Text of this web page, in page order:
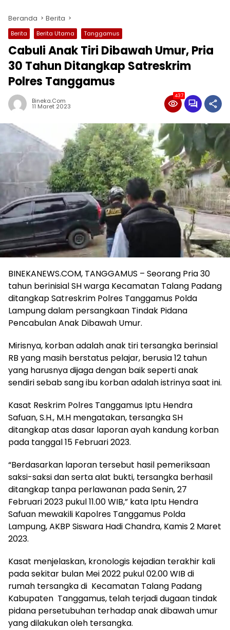
Beranda Berita
Berita Berita Utama Tanggamus
Cabuli Anak Tiri Dibawah Umur, Pria
30 Tahun Ditangkap Satreskrim
Polres Tanggamus
Bineka.com
11 Maret 2023
437
BINEKANEWS.COM, TANGGAMUS – Seorang Pria 30
tahun berinisial SH warga Kecamatan Talang Padang
ditangkap Satreskrim Polres Tanggamus Polda
Lampung dalam persangkaan Tindak Pidana
Pencabulan Anak Dibawah Umur.
Mirisnya, korban adalah anak tiri tersangka berinsial
RB yang masih berstatus pelajar, berusia 12 tahun
yang harusnya dijaga dengan baik seperti anak
sendiri sebab sang ibu korban adalah istrinya saat ini.
Kasat Reskrim Polres Tanggamus Iptu Hendra
Safuan, S.H., M.H mengatakan, tersangka SH
ditangkap atas dasar laporan ayah kandung korban
pada tanggal 15 Februari 2023.
“Berdasarkan laporan tersebut hasil pemeriksaan
saksi-saksi dan serta alat bukti, tersangka berhasil
ditangkap tanpa perlawanan pada Senin, 27
Februari 2023 pukul 11.00 WIB,” kata Iptu Hendra
Safuan mewakili Kapolres Tanggamus Polda
Lampung, AKBP Siswara Hadi Chandra, Kamis 2 Maret
2023.
Kasat menjelaskan, kronologis kejadian terakhir kali
pada sekitar bulan Mei 2022 pukul 02.00 WIB di
rumah tersangka di Kecamatan Talang Padang
Kabupaten Tanggamus, telah terjadi dugaan tindak
pidana persetubuhan terhadap anak dibawah umur
yang dilakukan oleh tersangka.